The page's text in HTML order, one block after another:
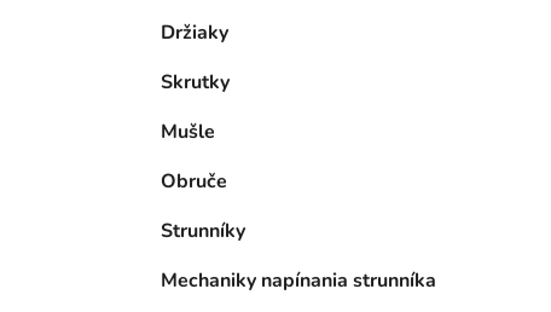
Držiaky
Skrutky
Mušle
Obruče
Strunníky
Mechaniky napínania strunníka